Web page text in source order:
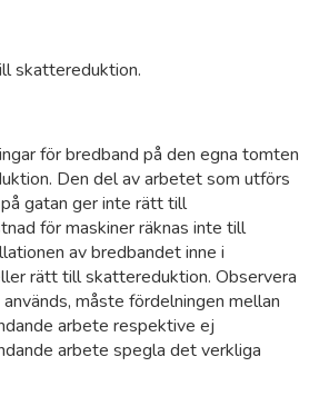
skattereduktion.
för bredband på den egna tomten
Den del av arbetet som utförs
gatan ger inte rätt till
för maskiner räknas inte till
av bredbandet inne i
rätt till skattereduktion. Observera
måste fördelningen mellan
arbete respektive ej
arbete spegla det verkliga